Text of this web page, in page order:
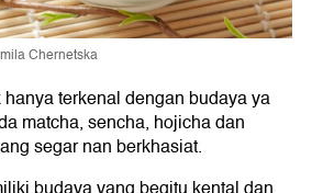
Chernetska
terkenal dengan budaya ya
matcha, sencha, hojicha dan
segar nan berkhasiat.